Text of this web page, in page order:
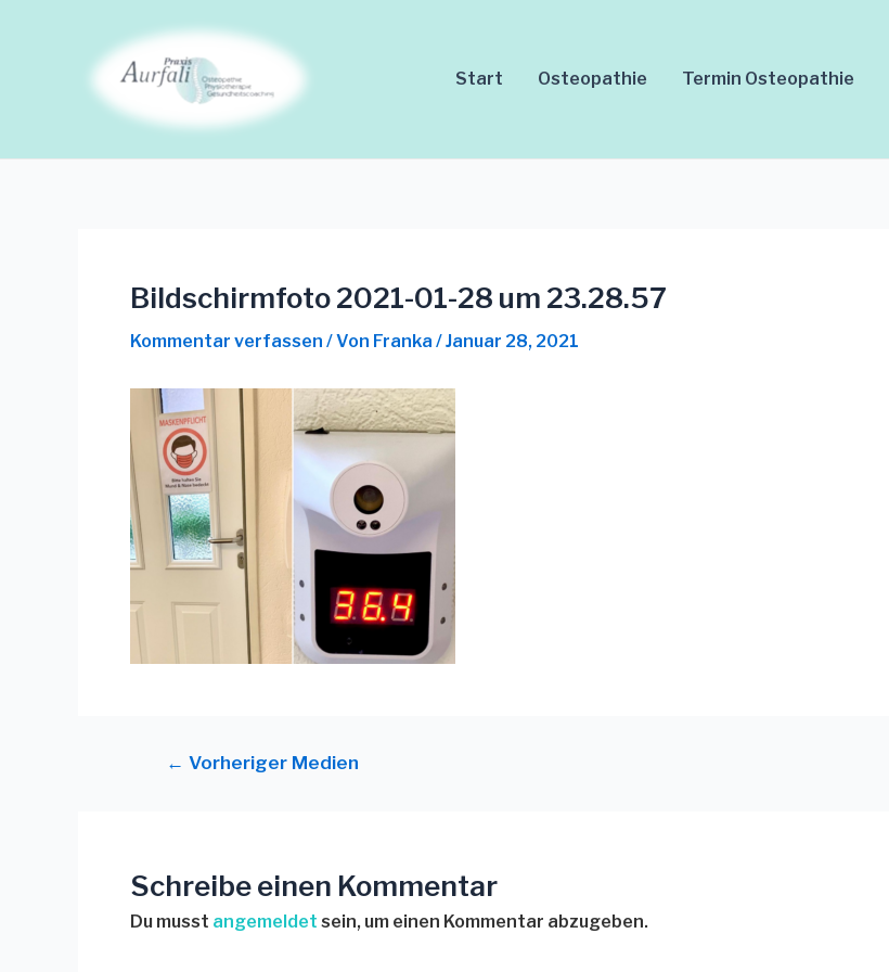
Start Osteopathie Termin Osteopathie
Bildschirmfoto 2021-01-28 um 23.28.57
Kommentar verfassen / Von Franka /Januar 28, 2021
Navigation
← Vorheriger Medien
Schreibe einen Kommentar
Du musst angemeldet sein, um einen Kommentar abzugeben.